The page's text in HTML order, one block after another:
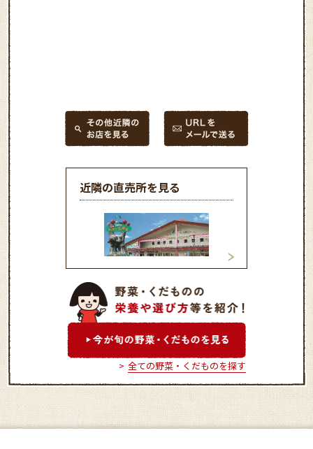
近隣の直売所を見る
よってけ ポポラ
アグリランド産
全ての野菜・くだものを探す